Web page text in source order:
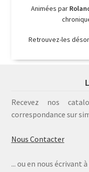
Animées par
Retrouvez-les
Recevez nos
correspondance sur
Nous Contacter
... ou en nous écrivant à